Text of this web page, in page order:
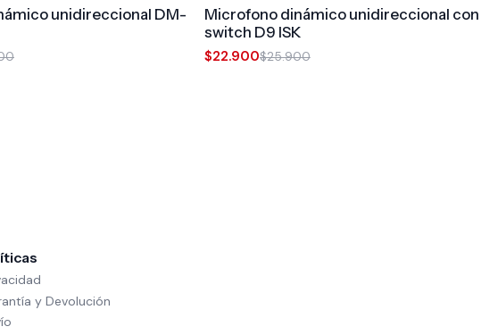
unidireccional DM-
Microfono dinámico unidireccional con
switch D9 ISK
$22.900$25.900
y Devolución